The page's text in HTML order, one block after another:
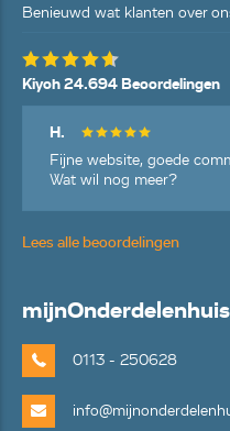
Benieuwd wat klanten over
Kiyoh 24.694 Beoordelingen
H.
Fijne website, goede
Wat wil nog meer?
Lees alle beoordelingen
mijnOnderdelenhuis
0113 - 250628